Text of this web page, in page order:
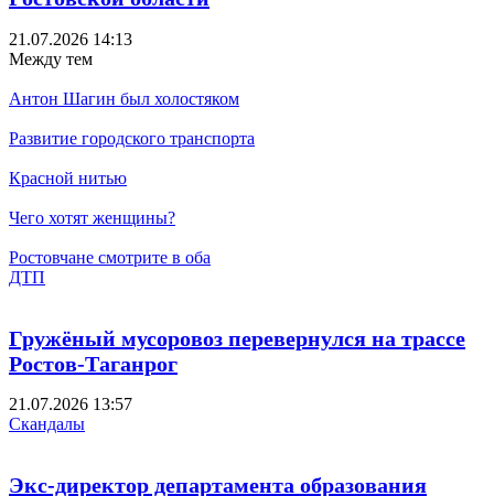
21.07.2026 14:13
Между тем
Антон Шагин был холостяком
Развитие городского транспорта
Красной нитью
Чего хотят женщины?
Ростовчане смотрите в оба
ДТП
Гружёный мусоровоз перевернулся на трассе
Ростов-Таганрог
21.07.2026 13:57
Скандалы
Экс-директор департамента образования